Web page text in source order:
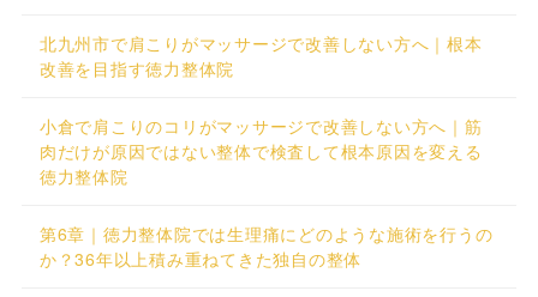
北九州市で肩こりがマッサージで改善しない方へ｜根本
改善を目指す徳力整体院
小倉で肩こりのコリがマッサージで改善しない方へ｜筋
肉だけが原因ではない整体で検査して根本原因を変える
徳力整体院
第6章｜徳力整体院では生理痛にどのような施術を行うの
か？36年以上積み重ねてきた独自の整体